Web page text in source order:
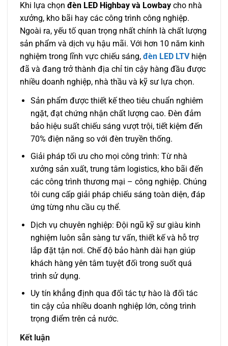
Khi lựa chọn đèn LED Highbay và Lowbay cho nhà
xưởng, kho bãi hay các công trình công nghiệp.
Ngoài ra, yếu tố quan trọng nhất chính là chất lượng
sản phẩm và dịch vụ hậu mãi. Với hơn 10 năm kinh
nghiệm trong lĩnh vực chiếu sáng, đèn LED LTVhiện
đã và đang trở thành địa chỉ tin cậy hàng đầu được
nhiều doanh nghiệp, nhà thầu và kỹ sư lựa chọn.
Sản phẩm được thiết kế theo tiêu chuẩn nghiêm
ngặt, đạt chứng nhận chất lượng cao. Đèn đảm
bảo hiệu suất chiếu sáng vượt trội, tiết kiệm đến
70% điện năng so với đèn truyền thống.
Giải pháp tối ưu cho mọi công trình: Từ nhà
xưởng sản xuất, trung tâm logistics, kho bãi đến
các công trình thương mại – công nghiệp. Chúng
tôi cung cấp giải pháp chiếu sáng toàn diện, đáp
ứng từng nhu cầu cụ thể.
Dịch vụ chuyên nghiệp: Đội ngũ kỹ sư giàu kinh
nghiệm luôn sẵn sàng tư vấn, thiết kế và hỗ trợ
lắp đặt tận nơi. Chế độ bảo hành dài hạn giúp
khách hàng yên tâm tuyệt đối trong suốt quá
trình sử dụng.
Uy tín khẳng định qua đối tác tự hào là đối tác
tin cậy của nhiều doanh nghiệp lớn, công trình
trọng điểm trên cả nước.
Kết luận